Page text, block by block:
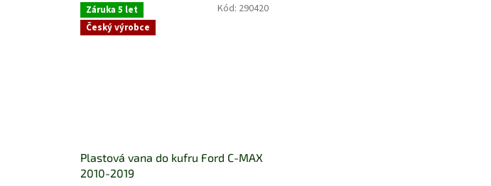
Záruka 5 let
Český výrobce
Plastová vana do kufru Ford C-MAX
2010-2019
Kód: 290420